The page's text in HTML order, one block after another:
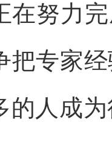
在努力
把专家
的人成